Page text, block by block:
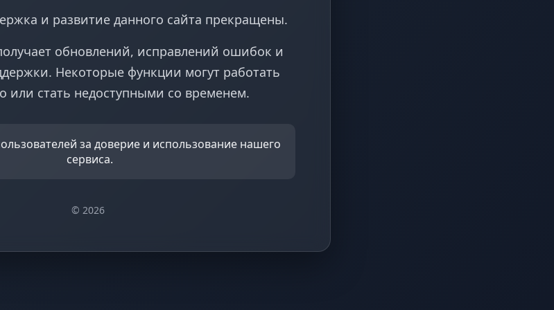
и развитие данного сайта прекращены.
обновлений, исправлений ошибок и
Некоторые функции могут работать
или стать недоступными со временем.
за доверие и использование нашего
сервиса.
© 2026